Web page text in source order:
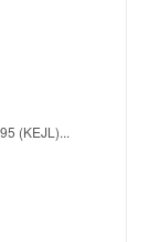
(KEJL)...